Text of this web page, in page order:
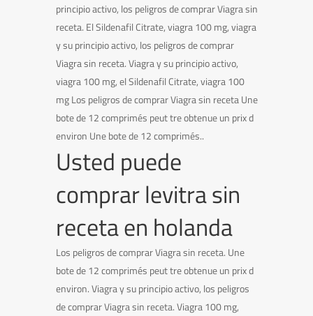
principio activo, los peligros de comprar Viagra sin
receta. El Sildenafil Citrate, viagra 100 mg, viagra
y su principio activo, los peligros de comprar
Viagra sin receta. Viagra y su principio activo,
viagra 100 mg, el Sildenafil Citrate, viagra 100
mg Los peligros de comprar Viagra sin receta Une
bote de 12 comprimés peut tre obtenue un prix d
environ Une bote de 12 comprimés..
Usted puede
comprar levitra sin
receta en holanda
Los peligros de comprar Viagra sin receta. Une
bote de 12 comprimés peut tre obtenue un prix d
environ. Viagra y su principio activo, los peligros
de comprar Viagra sin receta. Viagra 100 mg,